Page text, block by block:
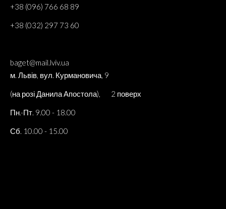
+38 (096) 766 68 89
+38 (032) 297 73 60
baget@mail.lviv.ua
м. Львів, вул. Курмановича, 9
(на розі Данила Апостола), 2 поверх
Пн.-Пт. 9.00 - 18.00
Сб. 10.00 - 15.00